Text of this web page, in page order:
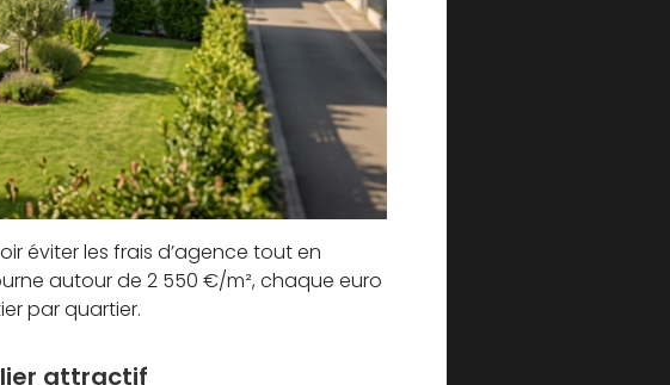
éviter les frais d’agence tout en
autour de 2 550 €/m², chaque euro
par quartier.
attractif